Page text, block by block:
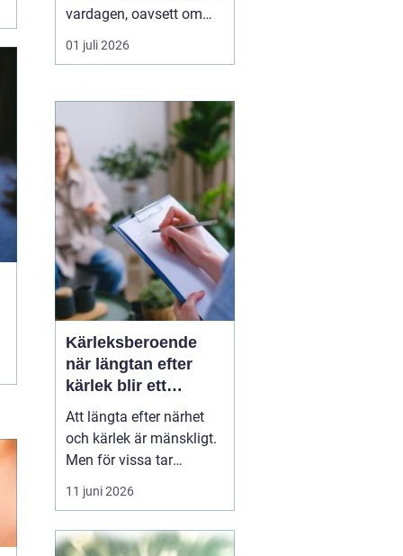
vardagen, oavsett om
det handlar om akuta
infektioner, långvariga
kring barnhälsa och
graviditet. När vården
samlas under ett tak blir
vägen mellan olika
mottagningar kortare...
01 juli 2026
Kärleksberoende
när längtan efter
kärlek blir ett
beroende
Att längta efter närhet
och kärlek är mänskligt.
Men för vissa tar
längtan över helt.
Relationer, förälskelser
rätta blir viktigare än
11 juni 2026